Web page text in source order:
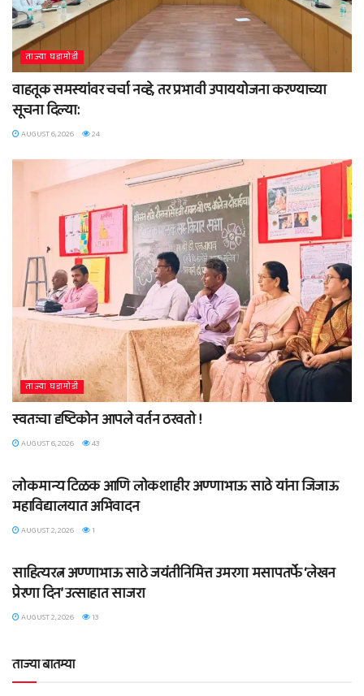
ताज्या घडामोडी
वाहतूक समस्यांवर चर्चा नव्हे, तर प्रभावी उपाययोजना करण्याच्या
सूचना दिल्या:
AUGUST 6, 2026 24
ताज्या घडामोडी
स्वतःचा दृष्टिकोन आपले वर्तन ठरवतो !
AUGUST 6, 2026 43
लोकमान्य टिळक आणि लोकशाहीर अण्णाभाऊ साठे यांना जिजाऊ
महाविद्यालयात अभिवादन
AUGUST 2, 2026 1
साहित्यरत्न अण्णाभाऊ साठे जयंतीनिमित्त उमरगा मसापतर्फे ‘लेखन
प्रेरणा दिन’ उत्साहात साजरा
AUGUST 2, 2026 13
ताज्या बातम्या